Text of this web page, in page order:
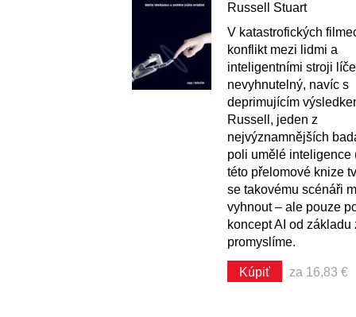
Russell Stuart
V katastrofických
konflikt mezi lidmi a
inteligentními stroji
nevyhnutelný, navíc s
deprimujícím
Russell, jeden z
nejvýznamnějších
poli umělé inteligence
této přelomové knize
se takovému scénáři
vyhnout – ale pouze
koncept AI od základu
promyslíme.
Kúpiť za 16,83 €